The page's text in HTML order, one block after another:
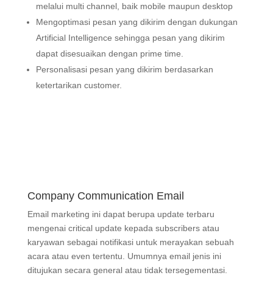
melalui multi channel, baik mobile maupun desktop
Mengoptimasi pesan yang dikirim dengan dukungan
Artificial Intelligence sehingga pesan yang dikirim
dapat disesuaikan dengan prime time.
Personalisasi pesan yang dikirim berdasarkan
ketertarikan customer.
Company Communication Email
Email marketing ini dapat berupa update terbaru
mengenai critical update kepada subscribers atau
karyawan sebagai notifikasi untuk merayakan sebuah
acara atau even tertentu. Umumnya email jenis ini
ditujukan secara general atau tidak tersegementasi.